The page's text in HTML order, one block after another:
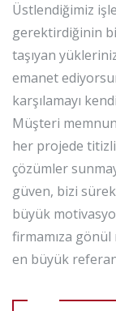
Üstlendiğimiz
gerektirdiğinin
taşıyan
emanet
karşılamayı
Müşteri
her projede
çözümler
güven, bizi
büyük
firmamıza gönül
en büyük